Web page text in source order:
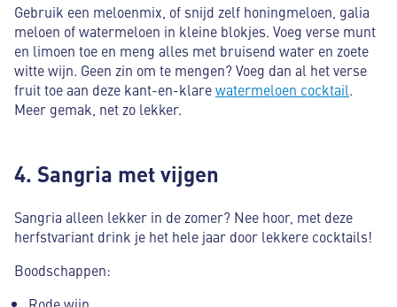
Gebruik een meloenmix, of snijd zelf honingmeloen, galia
meloen of watermeloen in kleine blokjes. Voeg verse munt
en limoen toe en meng alles met bruisend water en zoete
witte wijn. Geen zin om te mengen? Voeg dan al het verse
fruit toe aan deze kant-en-klarewatermeloen cocktail.
Meer gemak, net zo lekker.
4. Sangria met vijgen
Sangria alleen lekker in de zomer? Nee hoor, met deze
herfstvariant drink je het hele jaar door lekkere cocktails!
Boodschappen:
Rode wijn